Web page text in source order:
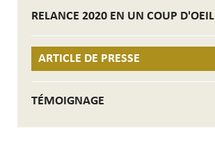
RELANCE 2020 EN UN COUP D'OEIL
ARTICLE DE PRESSE
TÉMOIGNAGE